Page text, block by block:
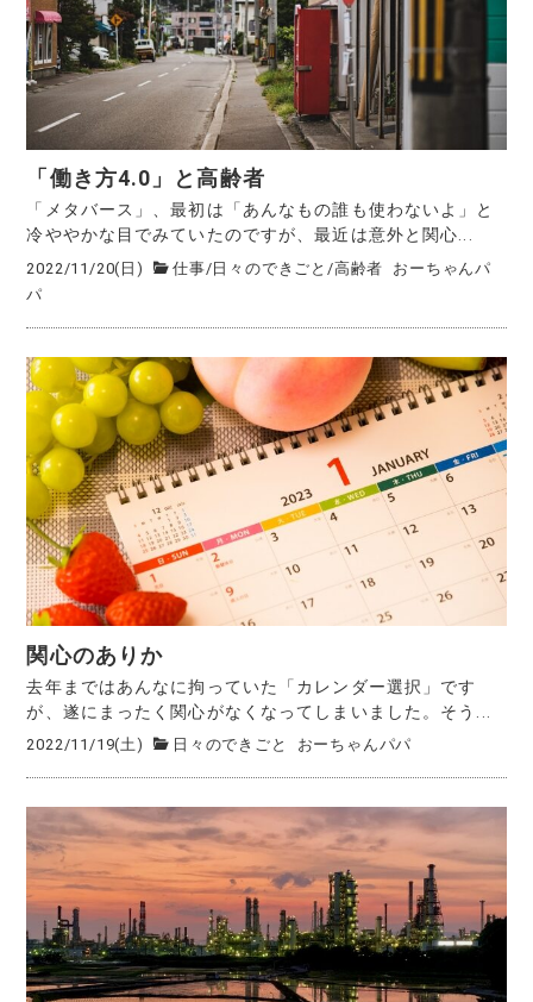
「働き方4.0」と高齢者
「メタバース」、最初は「あんなもの誰も使わないよ」と
冷ややかな目でみていたのですが、最近は意外と関心...
2022/11/20(日) 仕事/日々のできごと /高齢者
おーちゃんパ
パ
関心のありか
去年まではあんなに拘っていた「カレンダー選択」です
が、遂にまったく関心がなくなってしまいました。そう...
2022/11/19(土) 日々のできごと おーちゃんパパ